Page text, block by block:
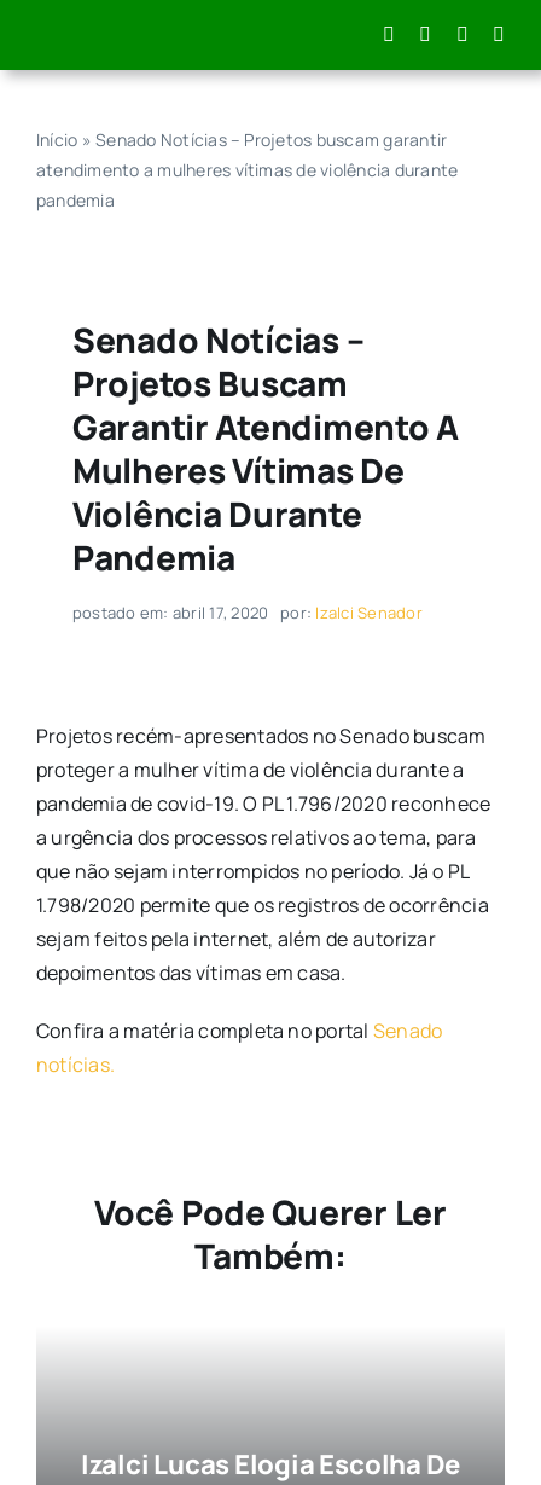
content
Início »Senado Notícias – Projetos buscam garantir
atendimento a mulheres vítimas de violência durante
pandemia
Senado Notícias –
Projetos Buscam
Garantir Atendimento A
Mulheres Vítimas De
Violência Durante
Pandemia
postado em: abril 17, 2020 por: Izalci Senador
Projetos recém-apresentados no Senado buscam
proteger a mulher vítima de violência durante a
pandemia de covid-19. O PL 1.796/2020 reconhece
a urgência dos processos relativos ao tema, para
que não sejam interrompidos no período. Já o PL
1.798/2020 permite que os registros de ocorrência
sejam feitos pela internet, além de autorizar
depoimentos das vítimas em casa.
Confira a matéria completa no portal Senado
notícias.
Você Pode Querer Ler
Também:
Izalci Lucas Elogia Escolha De